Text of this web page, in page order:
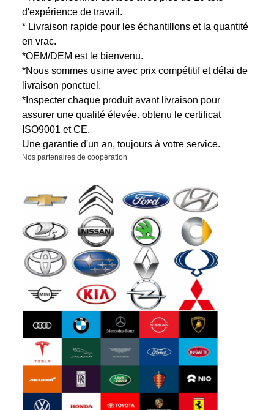
d'expérience de travail.
* Livraison rapide pour les échantillons et la quantité
en vrac.
*OEM/DEM est le bienvenu.
*Nous sommes usine avec prix compétitif et délai de
livraison ponctuel.
*Inspecter chaque produit avant livraison pour
assurer une qualité élevée. obtenu le certificat
ISO9001 et CE.
Une garantie d'un an, toujours à votre service.
Nos partenaires de coopération